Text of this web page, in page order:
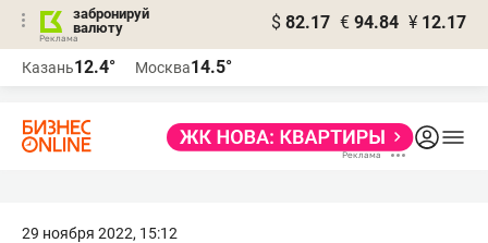
забронируй
валюту
$ 82.17 € 94.84 ¥ 12.17
Казань12.4° Москва14.5°
29 ноября 2022, 15:12